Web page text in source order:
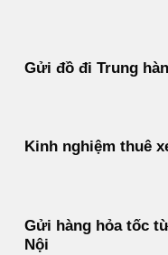
Gửi đồ đi Trung
Kinh nghiệm thuê
Gửi hàng hỏa tốc
Nội